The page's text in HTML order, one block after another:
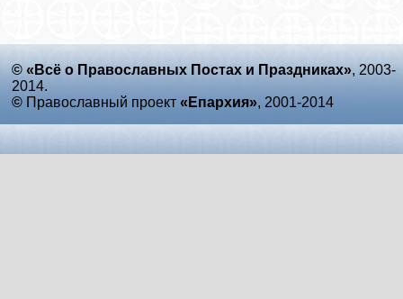
© «Всё о Православных Постах и Праздниках», 2003-
2014.
© Православный проект «Епархия», 2001-2014